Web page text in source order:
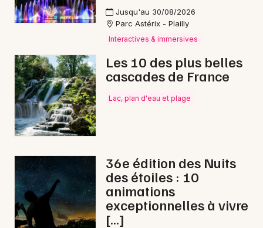
Jusqu'au 30/08/2026
Parc Astérix - Plailly
Interactives & immersives
Les 10 des plus belles
cascades de France
Lac, plan d'eau et plage
36e édition des Nuits
des étoiles : 10
animations
exceptionnelles à vivre
[…]